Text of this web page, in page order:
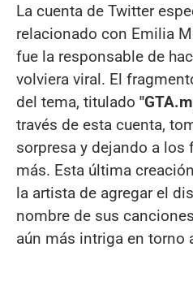
La cuenta de Twitter
relacionado con Emilia
fue la responsable de
volviera viral. El
del tema, titulado
través de esta cuenta,
sorpresa y dejando a
más. Esta última
la artista de agregar el
nombre de sus
aún más intriga en torno